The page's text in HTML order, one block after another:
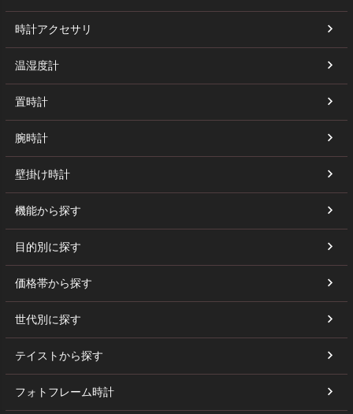
時計アクセサリ
温湿度計
置時計
腕時計
壁掛け時計
機能から探す
目的別に探す
価格帯から探す
世代別に探す
テイストから探す
フォトフレーム時計